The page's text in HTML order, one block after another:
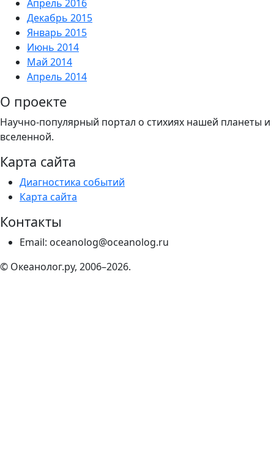
Апрель 2016
Декабрь 2015
Январь 2015
Июнь 2014
Май 2014
Апрель 2014
О проекте
Научно-популярный портал о стихиях нашей планеты и
вселенной.
Карта сайта
Диагностика событий
Карта сайта
Контакты
Email: oceanolog@oceanolog.ru
© Океанолог.ру, 2006–2026.